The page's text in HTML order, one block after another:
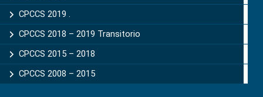
CPCCS 2019 .
CPCCS 2018 – 2019 Transitorio
CPCCS 2015 – 2018
CPCCS 2008 – 2015